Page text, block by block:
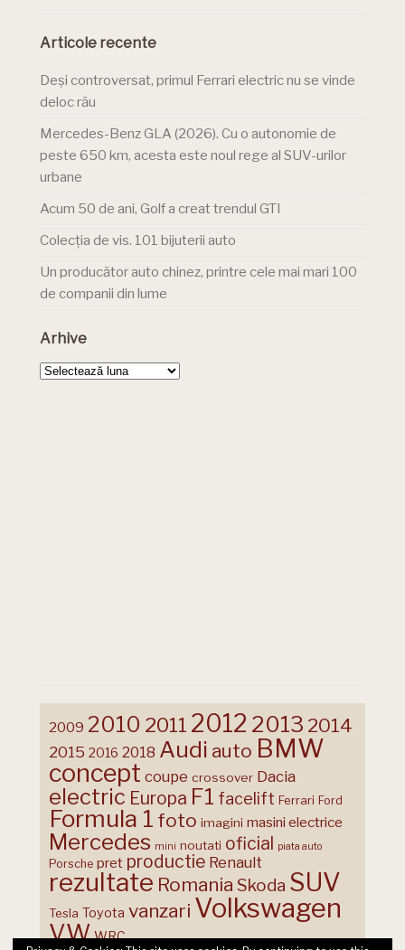
Articole recente
Deși controversat, primul Ferrari electric nu se vinde
deloc rău
Mercedes-Benz GLA (2026). Cu o autonomie de
peste 650 km, acesta este noul rege al SUV-urilor
urbane
Acum 50 de ani, Golf a creat trendul GTI
Colecția de vis. 101 bijuterii auto
Un producător auto chinez, printre cele mai mari 100
de companii din lume
Arhive
Arhive
2009 2010 2011 2012 2013 2014
2015 2016 2018 Audi auto BMW
concept coupe crossover Dacia
electric Europa F1 facelift Ferrari Ford
Formula 1 foto imagini masini electrice
Mercedes mini noutati oficial piata auto
Porsche pret productie Renault
rezultate Romania Skoda SUV
Tesla Toyota vanzari Volkswagen
VW WRC